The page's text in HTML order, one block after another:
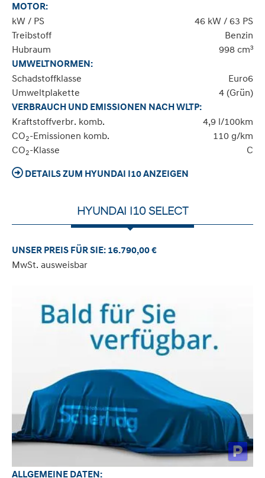
MOTOR:
kW / PS
46 kW / 63 PS
Treibstoff
Benzin
Hubraum
998 cm³
UMWELTNORMEN:
Schadstoffklasse
Euro6
Umweltplakette
4 (Grün)
VERBRAUCH UND EMISSIONEN NACH WLTP:
Kraftstoffverbr. komb.
4,9 l/100km
CO2-Emissionen komb.
110 g/km
CO2-Klasse C
DETAILS ZUM HYUNDAI I10 ANZEIGEN
HYUNDAI I10 SELECT
UNSER PREIS FÜR SIE: 16.790,00 €
MwSt. ausweisbar
ALLGEMEINE DATEN: